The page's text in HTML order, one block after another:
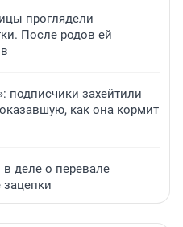
проглядели
После родов ей
подписчики захейтили
как она кормит
деле о перевале